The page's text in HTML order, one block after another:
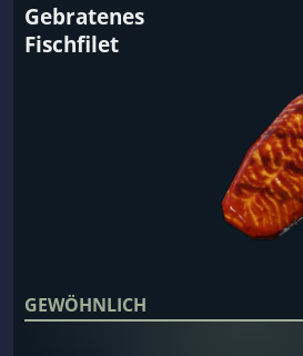
Gebratenes
Fischfilet
GEWÖHNLICH